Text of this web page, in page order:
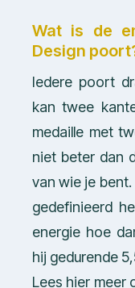
Wat is de
Design
Iedere poort
kan twee
medaille met
niet beter dan
van wie je
gedefinieerd
energie hoe
hij gedurende
Lees hier meer